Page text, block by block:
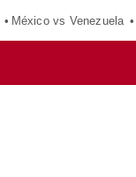
México vs Venezuela